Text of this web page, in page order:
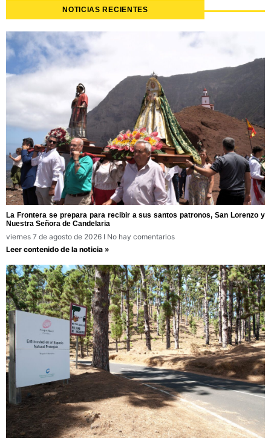
NOTICIAS RECIENTES
La Frontera se prepara para recibir a sus santos patronos, San Lorenzo y
Nuestra Señora de Candelaria
viernes 7 de agosto de 2026
No hay comentarios
Leer contenido de la noticia »